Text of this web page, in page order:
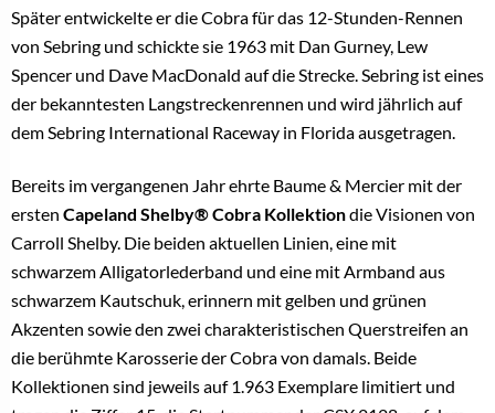
Später entwickelte er die Cobra für das 12-Stunden-Rennen
von Sebring und schickte sie 1963 mit Dan Gurney, Lew
Spencer und Dave MacDonald auf die Strecke. Sebring ist eines
der bekanntesten Langstreckenrennen und wird jährlich auf
dem Sebring International Raceway in Florida ausgetragen.
Bereits im vergangenen Jahr ehrte Baume & Mercier mit der
ersten Capeland Shelby® Cobra Kollektiondie Visionen von
Carroll Shelby. Die beiden aktuellen Linien, eine mit
schwarzem Alligatorlederband und eine mit Armband aus
schwarzem Kautschuk, erinnern mit gelben und grünen
Akzenten sowie den zwei charakteristischen Querstreifen an
die berühmte Karosserie der Cobra von damals. Beide
Kollektionen sind jeweils auf 1.963 Exemplare limitiert und